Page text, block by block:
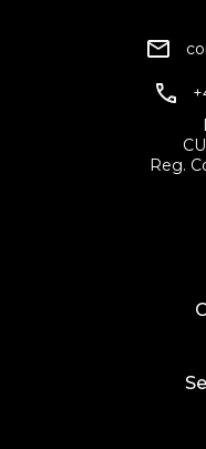
Reg.